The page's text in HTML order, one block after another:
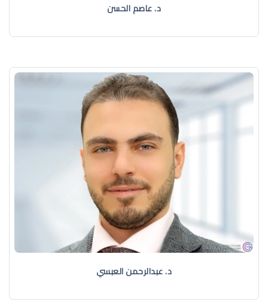
د. عاصم الحسن
د. عبدالرحمن العبسي